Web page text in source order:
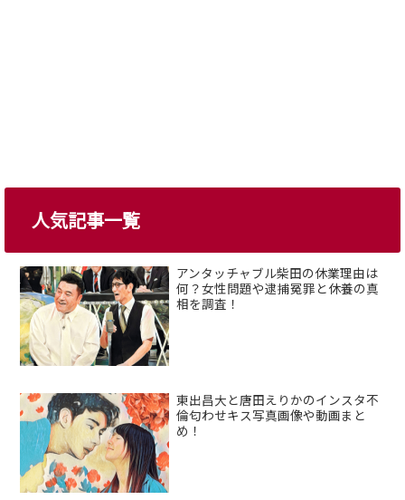
人気記事一覧
アンタッチャブル柴田の休業理由は
何？女性問題や逮捕冤罪と休養の真
相を調査！
東出昌大と唐田えりかのインスタ不
倫匂わせキス写真画像や動画まと
め！